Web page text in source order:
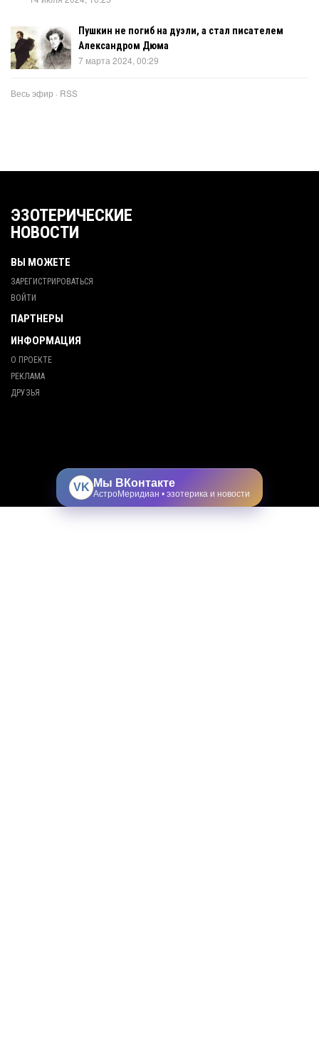
Пушкин не погиб на дуэли, а стал писателем
Александром Дюма
7 марта 2024, 00:29
Весь эфир · RSS
ЭЗОТЕРИЧЕСКИЕ
НОВОСТИ
ВЫ МОЖЕТЕ
ЗАРЕГИСТРИРОВАТЬСЯ
ВОЙТИ
ПАРТНЕРЫ
ИНФОРМАЦИЯ
О ПРОЕКТЕ
РЕКЛАМА
ДРУЗЬЯ
VK Мы ВКонтакте
АстроМеридиан • эзотерика и новости